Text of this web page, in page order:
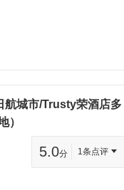
全国联运
航城市/Trusty荣酒店多
）
5.0分 1条点评